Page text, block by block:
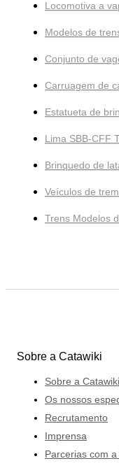
Locomotiva a
Modelos de
Conjunto de
Carruagem de
Estatueta de
Lima SBB-CFF
Brinquedo de
Veículos de
Trens Modelos
Sobre a Catawiki
Sobre a Catawiki
Os nossos
Recrutamento
Imprensa
Parcerias com